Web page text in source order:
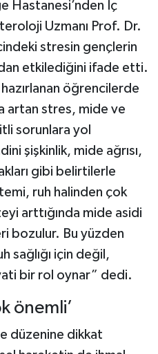
Hastanesi’nden İç
Uzmanı Prof. Dr.
stresin gençlerin
etkilediğini ifade etti.
öğrencilerde
artan stres, mide ve
sorunlara yol
şişkinlik, mide ağrısı,
gibi belirtilerle
ruh halinden çok
arttığında mide asidi
bozulur. Bu yüzden
sağlığı için değil,
bir rol oynar” dedi.
önemli’
düzenine dikkat